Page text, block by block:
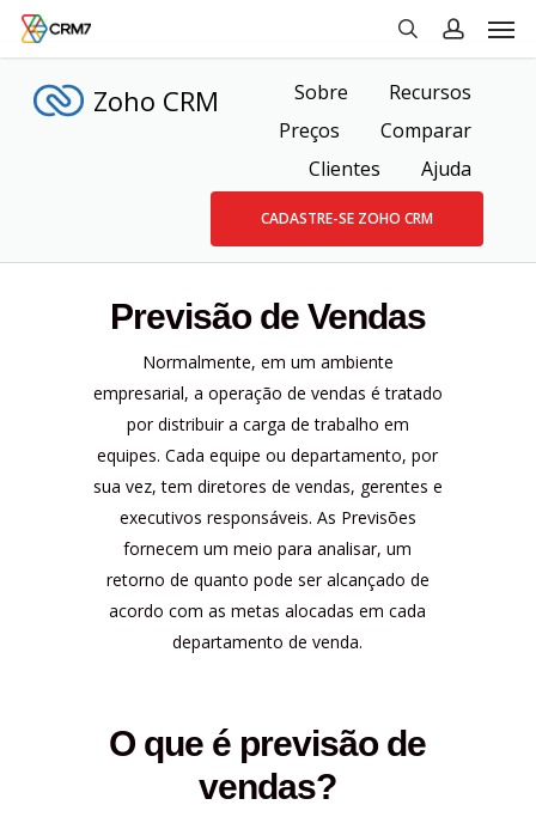
Skip
content
searchaccount
Zoho CRM Sobre
Recursos
Preços
Comparar
Clientes
Ajuda
CADASTRE-SE ZOHO CRM
Previsão de Vendas
Normalmente, em um ambiente
empresarial, a operação de vendas é tratado
por distribuir a carga de trabalho em
equipes. Cada equipe ou departamento, por
sua vez, tem diretores de vendas, gerentes e
executivos responsáveis. As Previsões
fornecem um meio para analisar, um
retorno de quanto pode ser alcançado de
acordo com as metas alocadas em cada
departamento de venda.
O que é previsão de
vendas?